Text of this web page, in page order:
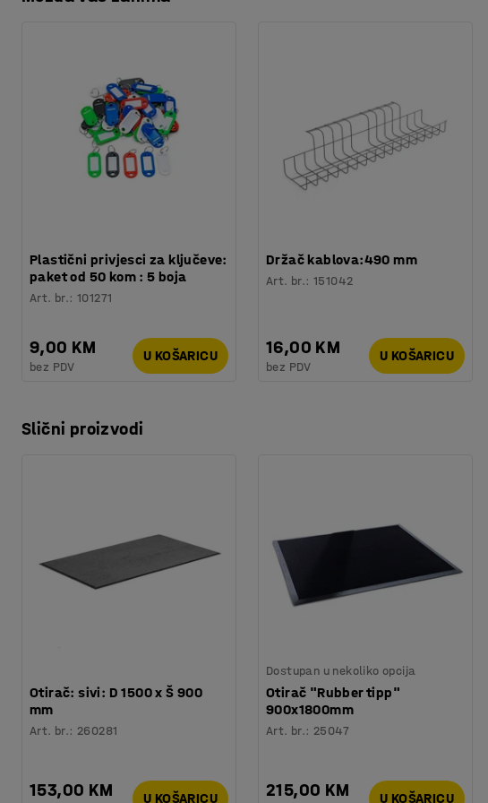
Potreban broj osoba: 1
Plastični privjesci za ključeve:
paket od 50 kom : 5 boja
Art. br.:101271
9,00 KM
bez PDV
U KOŠARICU
Držač kablova:490 mm
Art. br.:151042
16,00 KM
bez PDV
U KOŠARICU
Slični proizvodi
Otirač: sivi: D 1500 x Š 900
mm
Art. br.: 260281
153,00 KM U KOŠARICU
Dostupan u nekoliko opcija
Otirač "Rubber tipp"
900x1800mm
Art. br.: 25047
215,00 KM U KOŠARICU